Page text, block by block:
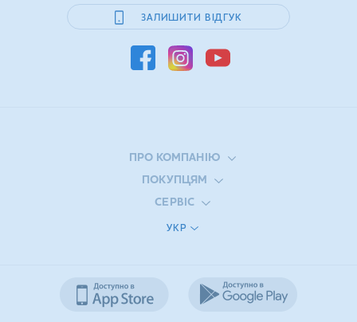
ЗАЛИШИТИ ВІДГУК
ПРО КОМПАНІЮ
ПОКУПЦЯМ
СЕРВІС
УКР